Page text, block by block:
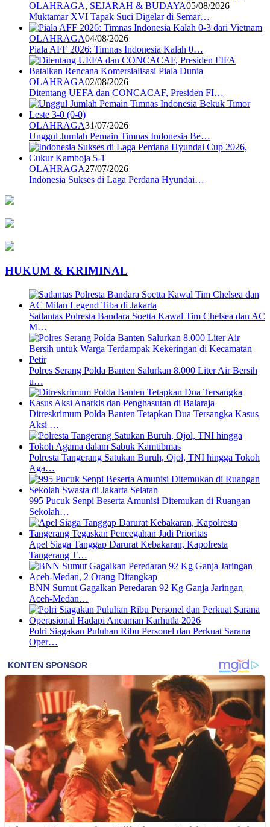
OLAHRAGA, SEJARAH & BUDAYA05/08/2026
Muktamar XVI Tapak Suci Digelar di Semar…
OLAHRAGA04/08/2026
Piala AFF 2026: Timnas Indonesia Kalah 0…
OLAHRAGA02/08/2026
Ditentang UEFA dan CONCACAF, Presiden FI…
OLAHRAGA31/07/2026
Unggul Jumlah Pemain Timnas Indonesia Be…
OLAHRAGA27/07/2026
Indonesia Sukses di Laga Perdana Hyundai…
HUKUM & KRIMINAL
Satlantas Polresta Bandara Soetta Kawal Tim Chelsea dan AC
M…
Polres Serang Polda Banten Salurkan 8.000 Liter Air Bersih
u…
Ditreskrimum Polda Banten Tetapkan Dua Tersangka Kasus
Aksi …
Polresta Tangerang Satukan Buruh, Ojol, TNI hingga Tokoh
Aga…
995 Pucuk Senpi Beserta Amunisi Ditemukan di Ruangan
Sekolah…
Apel Siaga Tanggap Darurat Kebakaran, Kapolresta
Tangerang T…
BNN Sumut Gagalkan Peredaran 92 Kg Ganja Jaringan
Aceh-Medan…
Polri Siagakan Puluhan Ribu Personel dan Perkuat Sarana
Oper…